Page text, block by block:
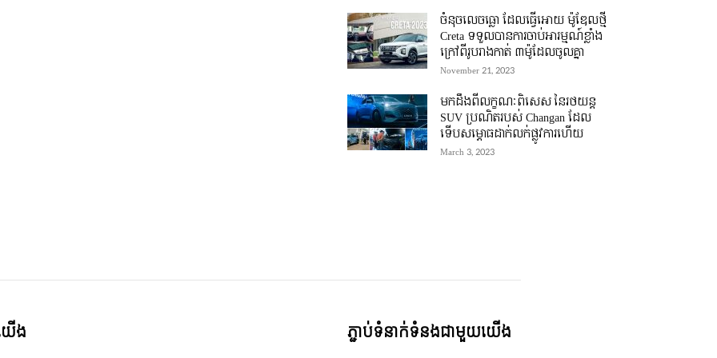
ចំនុចលេចធ្លោ ដែលធ្វើអោយ ម៉ូឌែលថ្មី
Creta ទទួលបានការចាប់អារម្មណ៍ខ្លាំង
ក្រៅពីរូបរាងកាត់ ៣ម៉ូដែលចូលគ្នា
November 21, 2023
មកដឹងពីលក្ខណៈពិសេស នៃរថយន្ត
SUV ប្រណិតរបស់ Changan ដែល
ទើបសម្ភោធដាក់លក់ផ្លូវការហើយ
March 3, 2023
ើង ភ្ជាប់ទំនាក់ទំនងជាមួយយើង